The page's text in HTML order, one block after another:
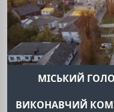
МІСЬКИЙ
ВИКОНАВЧИЙ